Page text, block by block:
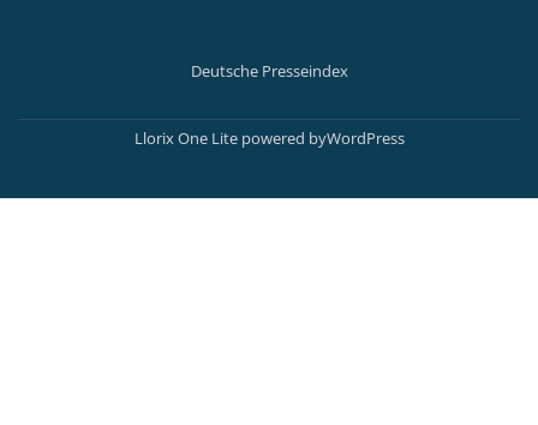
Deutsche Presseindex
Secondary
Llorix One Lite powered byWordPress